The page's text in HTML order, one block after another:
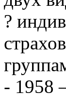
?
- 1958